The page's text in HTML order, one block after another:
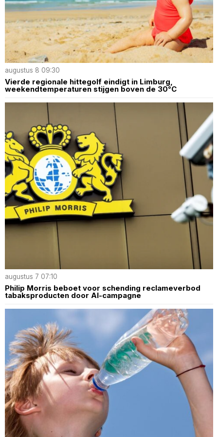
augustus 8 09:30
Vierde regionale hittegolf eindigt in Limburg,
weekendtemperaturen stijgen boven de 30°C
augustus 7 07:10
Philip Morris beboet voor schending reclameverbod
tabaksproducten door AI-campagne